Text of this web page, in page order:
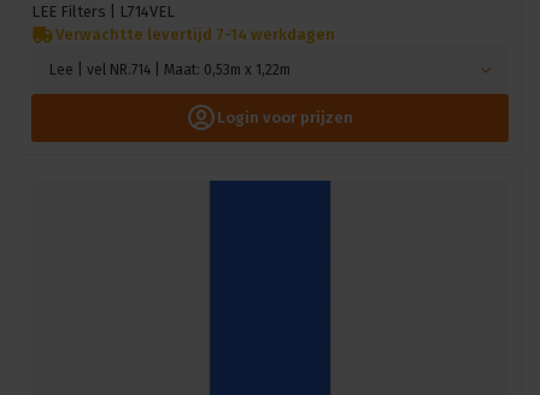
LEE Filters |
L714VEL
Verwachtte levertijd 7-14 werkdagen
Lee | vel NR.714 | Maat: 0,53m x 1,22m
Login voor prijzen